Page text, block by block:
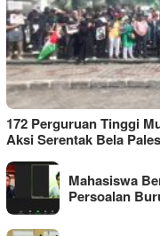
172 Perguruan Tinggi
Aksi Serentak Bela
Mahasiswa
Persoalan